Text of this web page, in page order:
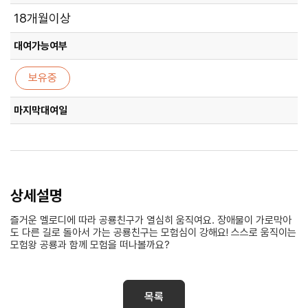
18개월이상
대여가능여부
보유중
마지막대여일
상세설명
즐거운 멜로디에 따라 공룡친구가 열심히 움직여요. 장애물이 가로막아
도 다른 길로 돌아서 가는 공룡친구는 모험심이 강해요! 스스로 움직이는
모험왕 공룡과 함께 모험을 떠나볼까요?
목록